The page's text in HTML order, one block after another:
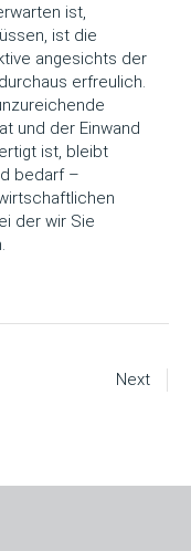
ist,
ist die
angesichts der
erfreulich.
und der Einwand
ist, bleibt
bedarf –
der wir Sie
Next